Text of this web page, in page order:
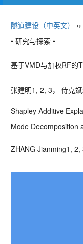
隧道建设（中英文）
• 研究与探索 •
基于VMD与加权RF的
张建明1, 2, 3， 侍克斌
Shapley Additive
Mode Decomposition
ZHANG Jianming1, 2,